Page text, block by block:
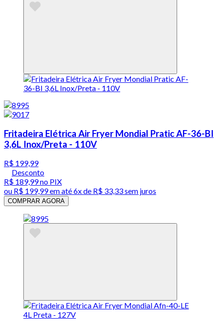
Fritadeira Elétrica Air Fryer Mondial Pratic AF-36-BI
3,6L Inox/Preta - 110V
R$ 199,99
Desconto
R$ 189,99no PIX
ou R$ 199,99em até6x de R$ 33,33 sem juros
COMPRAR AGORA